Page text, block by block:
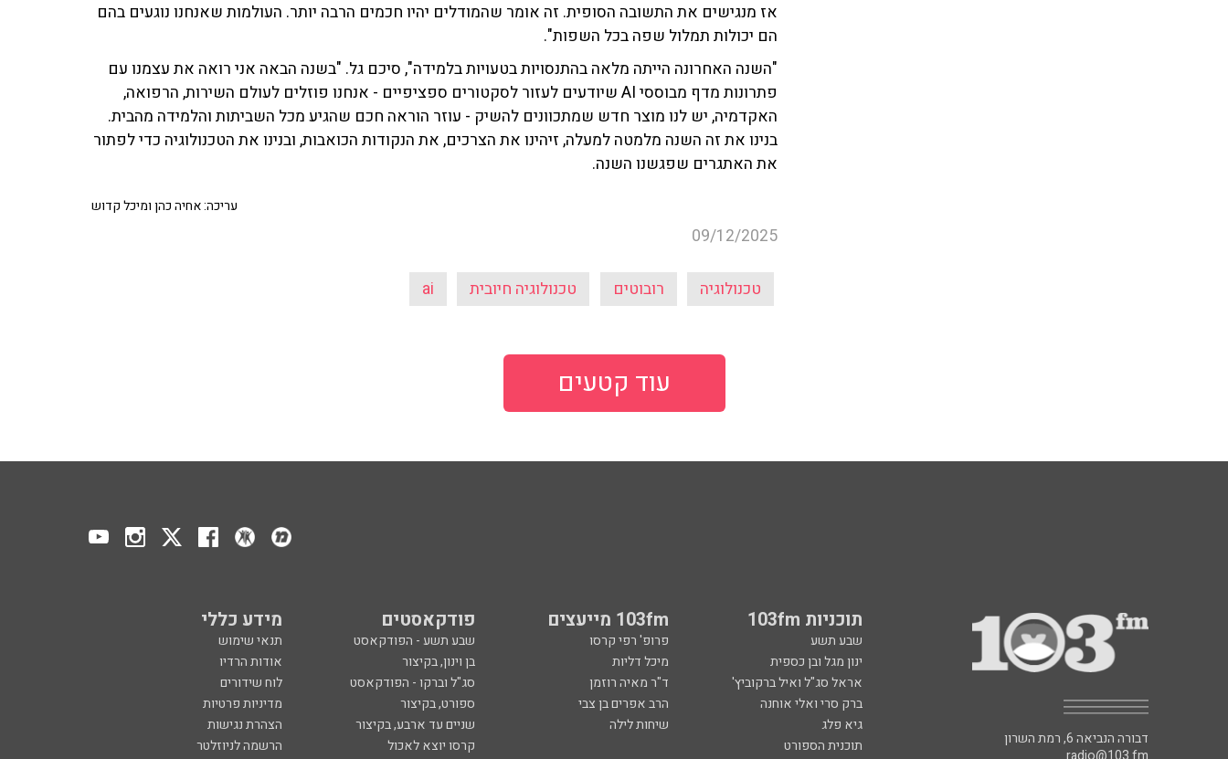
אז מנגישים את התשובה הסופית. זה אומר שהמודלים יהיו חכמים הרבה יותר. העולמות שאנחנו נוגעים בהם
הם יכולות תמלול שפה בכל השפות".
"השנה האחרונה הייתה מלאה בהתנסויות בטעויות בלמידה", סיכם גל. "בשנה הבאה אני רואה את עצמנו עם
פתרונות מדף מבוססי AI שיודעים לעזור לסקטורים ספציפיים - אנחנו פוזלים לעולם השירות, הרפואה,
האקדמיה, יש לנו מוצר חדש שמתכוונים להשיק - עוזר הוראה חכם שהגיע מכל השביתות והלמידה מהבית.
בנינו את זה השנה מלמטה למעלה, זיהינו את הצרכים, את הנקודות הכואבות, ובנינו את הטכנולוגיה כדי לפתור
את האתגרים שפגשנו השנה.
עריכה: אחיה כהן ומיכל קדוש
09/12/2025
טכנולוגיה רובוטים טכנולוגיה חיובית ai
עוד קטעים
תוכניות 103fm 103fm מייעצים פודקאסטים מידע כללי
שבע תשע פרופ' רפי קרסו שבע תשע - הפודקאסט
תנאי שימוש
ינון מגל ובן כספית
מיכל דליות בן וינון, בקיצור
אודות הרדיו
אראל סג"ל ואיל ברקוביץ'
ד"ר מאיה רוזמן סג"ל וברקו - הפודקאסט
לוח שידורים
ברק סרי ואלי אוחנה
הרב אפרים בן צבי ספורט, בקיצור
מדיניות פרטיות
גיא פלג
שיחות לילה שניים עד ארבע, בקיצור
הצהרת נגישות
תוכנית הספורט
קרסו יוצא לאכול
הרשמה לניוזלטר
דבורה הנביאה 6, רמת השרון